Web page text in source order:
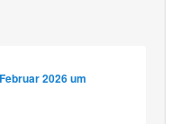
2026 um